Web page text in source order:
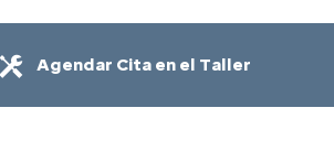
Agendar Cita en el Taller